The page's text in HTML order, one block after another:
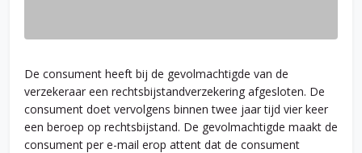
De consument heeft bij de gevolmachtigde van de
verzekeraar een rechtsbijstandverzekering afgesloten. De
consument doet vervolgens binnen twee jaar tijd vier keer
een beroep op rechtsbijstand. De gevolmachtigde maakt de
consument per e-mail erop attent dat de consument